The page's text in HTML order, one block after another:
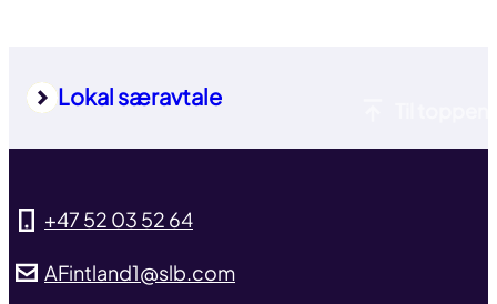
Lokal særavtale
+47 52 03 52 64
AFintland1@slb.com